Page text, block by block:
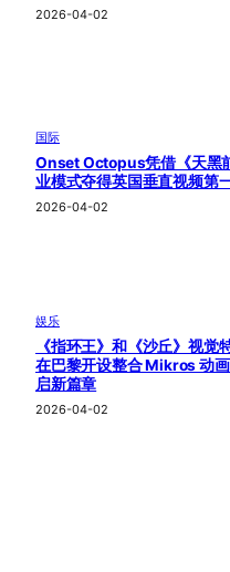
2026-04-02
国际
Onset Octopus凭借《天黑
业模式夺得英国垂直视频第
2026-04-02
娱乐
《指环王》和《沙丘》视觉
在巴黎开设整合 Mikros 动
启新篇章
2026-04-02